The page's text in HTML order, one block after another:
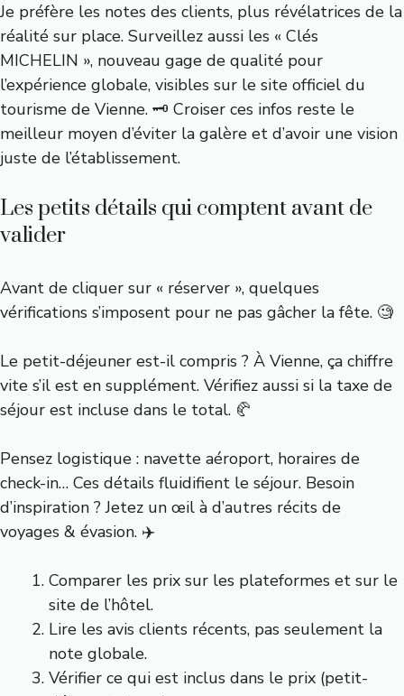
Je préfère les notes des clients, plus révélatrices de la
réalité sur place. Surveillez aussi les « Clés
MICHELIN », nouveau gage de qualité pour
l’expérience globale, visibles sur le site officiel du
tourisme de Vienne. 🗝️ Croiser ces infos reste le
meilleur moyen d’éviter la galère et d’avoir une vision
juste de l’établissement.
Les petits détails qui comptent avant de
valider
Avant de cliquer sur « réserver », quelques
vérifications s’imposent pour ne pas gâcher la fête. 🧐
Le petit-déjeuner est-il compris ? À Vienne, ça chiffre
vite s’il est en supplément. Vérifiez aussi si la taxe de
séjour est incluse dans le total. 🥐
Pensez logistique : navette aéroport, horaires de
check-in… Ces détails fluidifient le séjour. Besoin
d’inspiration ? Jetez un œil à d’autres récits de
voyages & évasion. ✈️
Comparer les prix sur les plateformes et sur le
site de l’hôtel.
Lire les avis clients récents, pas seulement la
note globale.
Vérifier ce qui est inclus dans le prix (petit-